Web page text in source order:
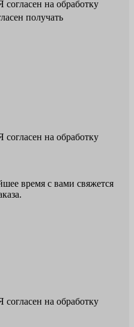
согласен на обработку
получать
согласен на обработку
время с вами свяжется
согласен на обработку